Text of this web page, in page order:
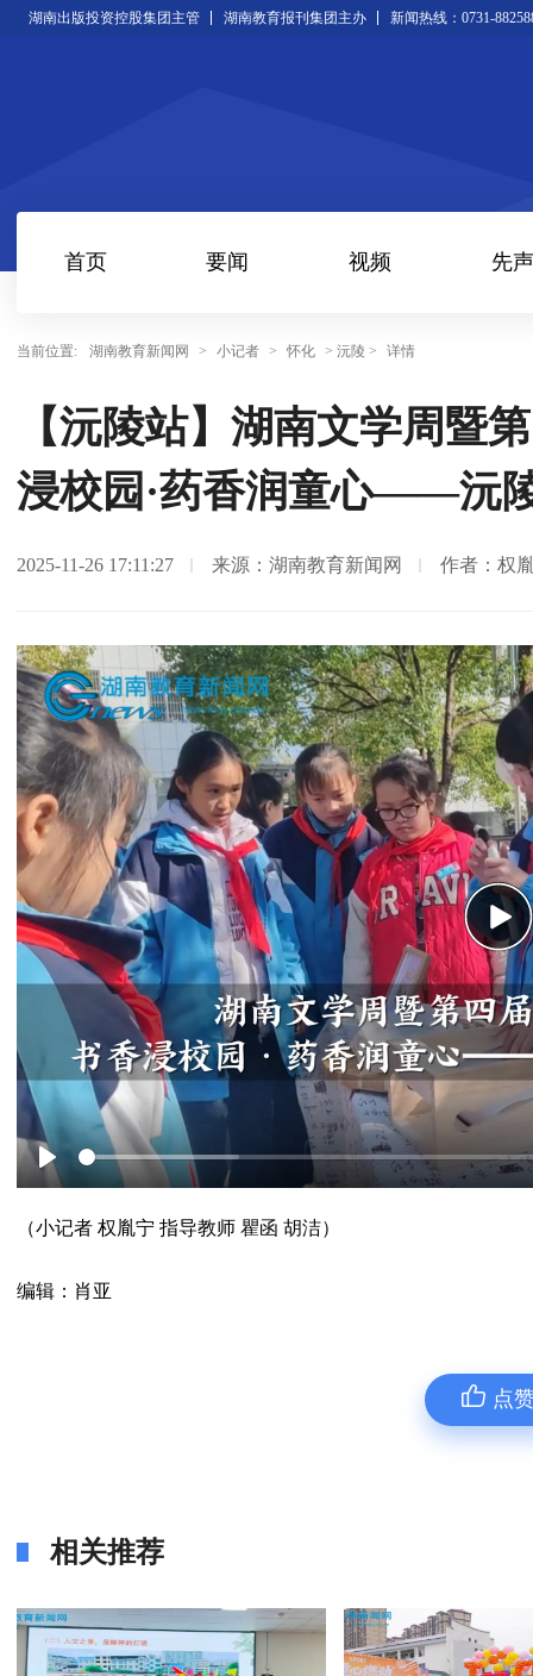
湖南出版投资控股集团主管 湖南教育报刊集团主办 新闻热线：0731-
首页 要闻 视频 先声
当前位置: 湖南教育新闻网 > 小记者 > 怀化 > 沅陵 > 详情
【沅陵站】湖南文学周暨
浸校园·药香润童心——沅
2025-11-26 17:11:27 来源：湖南教育新闻网 作者：权
Play
（小记者 权胤宁 指导教师 瞿函 胡洁）
编辑：肖亚
点
相关推荐